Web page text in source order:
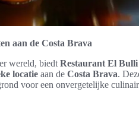
aan de Costa Brava
wereld, biedt Restaurant El Bulli
locatie aan de Costa Brava.
voor een onvergetelijke